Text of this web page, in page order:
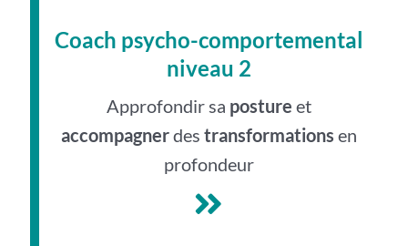
Coach psycho-comportemental
niveau 2
Approfondir sa posture et
accompagnerdes transformations en
profondeur